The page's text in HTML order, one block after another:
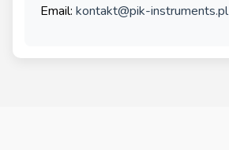
Email: kontakt@pik-instruments.pl